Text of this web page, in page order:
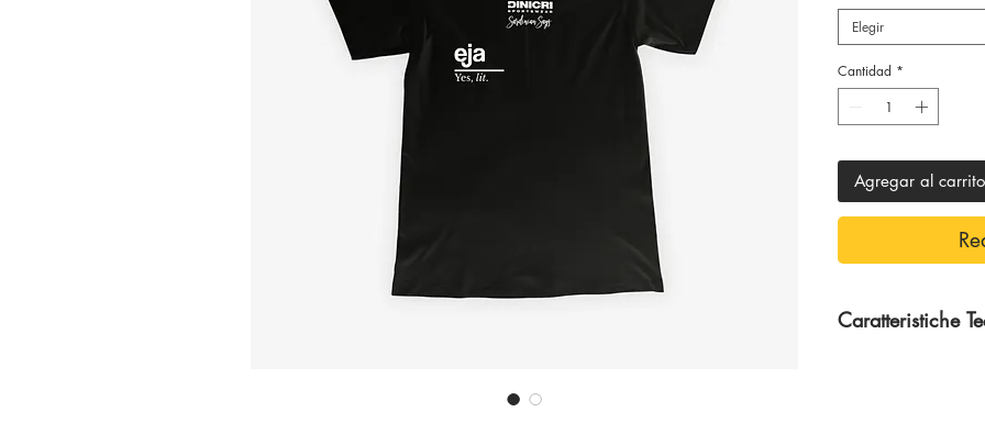
Elegir
Cantidad *
Agregar al carrito
Caratteristiche